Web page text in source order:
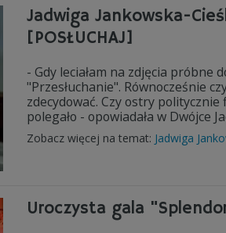
Jadwiga Jankowska-
[POSŁUCHAJ]
- Gdy leciałam na zdjęcia próbne
"Przesłuchanie". Równocześnie
zdecydować. Czy ostry
polegało - opowiadała w Dwójce
Zobacz więcej na temat: Jadwiga
Uroczysta gala